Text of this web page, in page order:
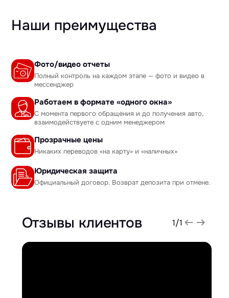
Наши преимущества
Фото/видео отчеты
Полный контроль на каждом этапе — фото и видео в
мессенджер
Работаем в формате «одного окна»
С момента первого обращения и до получения авто,
взаимодействуете с одним менеджером
Прозрачные цены
Никаких переводов «на карту» и «наличных»
Юридическая защита
Официальный договор. Возврат депозита при отмене.
Отзывы клиентов 1/1